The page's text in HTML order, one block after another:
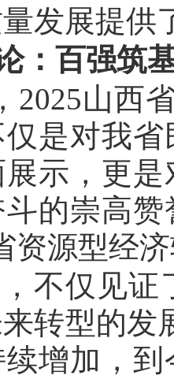
发展提供
：百强筑
2025山西
是对我
示，更
的崇高
资源型经
不仅见证
转型的发
增加，